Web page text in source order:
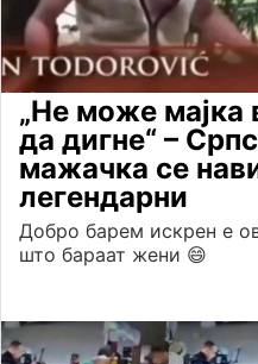
„Не може мајка
да дигне“ –
мажачка се
легендарни
Добро барем искрен е
што бараат жени 😄